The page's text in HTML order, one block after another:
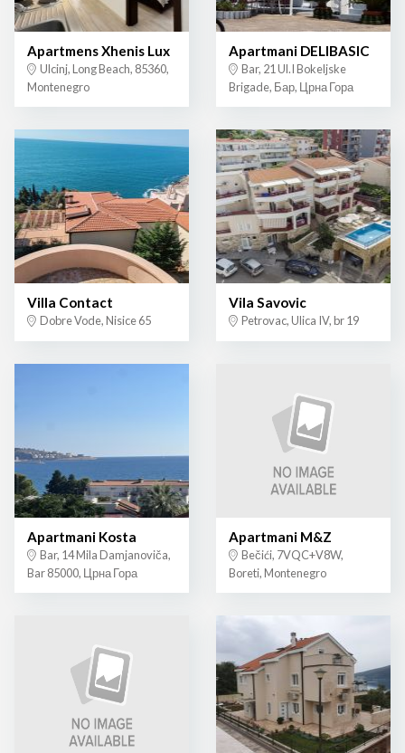
Apartmens Xhenis Lux
Ulcinj, Long Beach, 85360,
Montenegro
Apartmani DELIBASIC
Bar, 21 Ul.I Bokeljske
Brigade, Бар, Црна Гора
Villa Contact
Dobre Vode, Nisice 65
Vila Savovic
Petrovac, Ulica IV, br 19
Apartmani Kosta
Bar, 14 Mila Damjanoviča,
Bar 85000, Црна Гора
Apartmani M&Z
Bečići, 7VQC+V8W,
Boreti, Montenegro